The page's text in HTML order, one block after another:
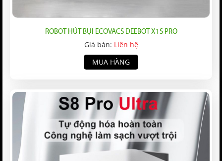
ROBOT HÚT BỤI ECOVACS DEEBOT X1S PRO
Giá bán: Liên hệ
MUA HÀNG